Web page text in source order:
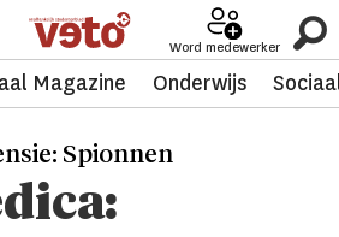
Word medewerker
Magazine Onderwijs
Spionnen